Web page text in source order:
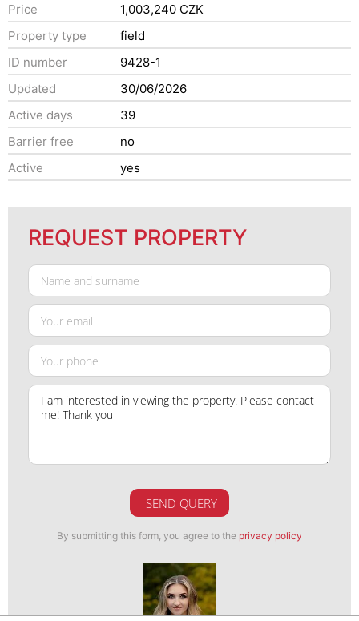
Price
1,003,240 CZK
Property type
field
ID number
9428-1
Updated
30/06/2026
Active days
39
Barrier free
no
Active
yes
REQUEST PROPERTY
SEND QUERY
By submitting this form, you agree to the privacy policy